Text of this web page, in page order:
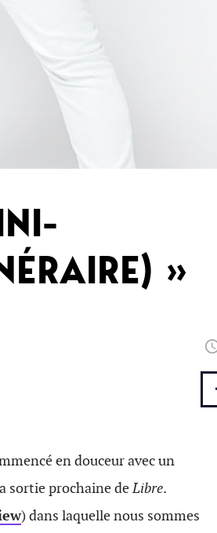
»
en douceur avec un
sortie prochaine deLibre.
) dans laquelle nous sommes